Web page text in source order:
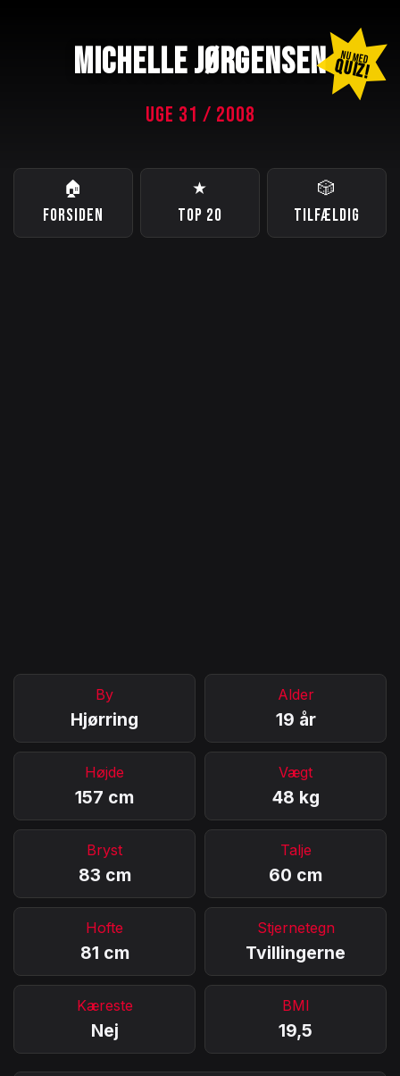
MICHELLE JØRGENSEN NU MED
QUIZ!
UGE 31 / 2008
🏠
FORSIDEN
★
TOP 20
🎲
TILFÆLDIG
By
Hjørring
Alder
19 år
Højde
157 cm
Vægt
48 kg
Bryst
83 cm
Talje
60 cm
Hofte
81 cm
Stjernetegn
Tvillingerne
Kæreste
Nej
BMI
19,5